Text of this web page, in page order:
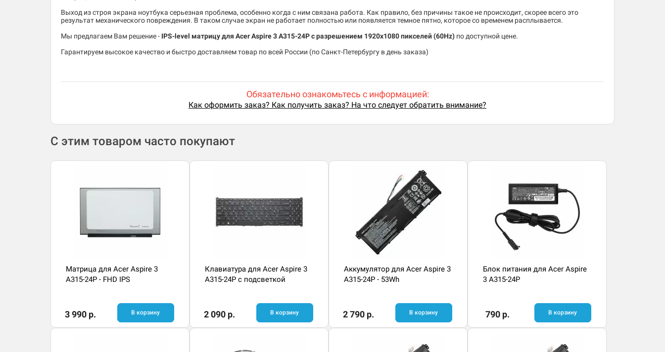
Выход из строя экрана ноутбука серьезная проблема, особенно когда с ним связана работа. Как правило, без причины такое не происходит, скорее всего это
результат механического повреждения. В таком случае экран не работает полностью или появляется темное пятно, которое со временем расплывается.
Мы предлагаем Вам решение - IPS-level матрицу для Acer Aspire 3 A315-24P c разрешением 1920x1080 пикселей (60Hz) по доступной цене.
Гарантируем высокое качество и быстро доставляем товар по всей России (по Санкт-Петербургу в день заказа)
Обязательно ознакомьтесь с информацией:
Как оформить заказ? Как получить заказ? На что следует обратить внимание?
С этим товаром часто покупают
Матрица для Acer Aspire 3
A315-24P - FHD IPS
3 990 р. В корзину
Клавиатура для Acer Aspire 3
A315-24P с подсветкой
2 090 р. В корзину
Аккумулятор для Acer Aspire 3
A315-24P - 53Wh
2 790 р. В корзину
Блок питания для Acer Aspire
3 A315-24P
790 р. В корзину